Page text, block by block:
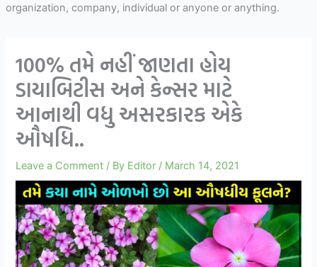
organization, company, individual or anyone or anything.
100% તમે નહીં જાણતા હોય
ડાયાબિટીસ અને કેન્સર માટે
આનાથી વધુ અસરકારક એકે
ઔષધિ..
Leave a Comment / By Editor / March 14, 2021